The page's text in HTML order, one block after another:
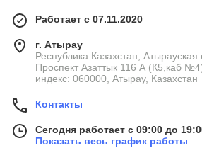
Работает с 07.11.2020
г. Атырау
Республика Казахстан, Атырауская
Проспект Азаттык 116 А (К5,каб
индекс: 060000, Атырау, Казахстан
Контакты
Сегодня работает с 09:00 до
Показать весь график работы